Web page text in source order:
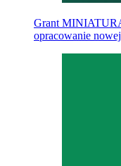
Grant
opracowanie